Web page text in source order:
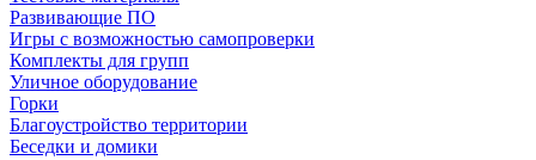
Развивающие ПО
Игры с возможностью самопроверки
Комплекты для групп
Уличное оборудование
Горки
Благоустройство территории
Беседки и домики